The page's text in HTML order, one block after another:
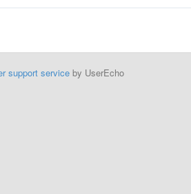
support serviceby UserEcho